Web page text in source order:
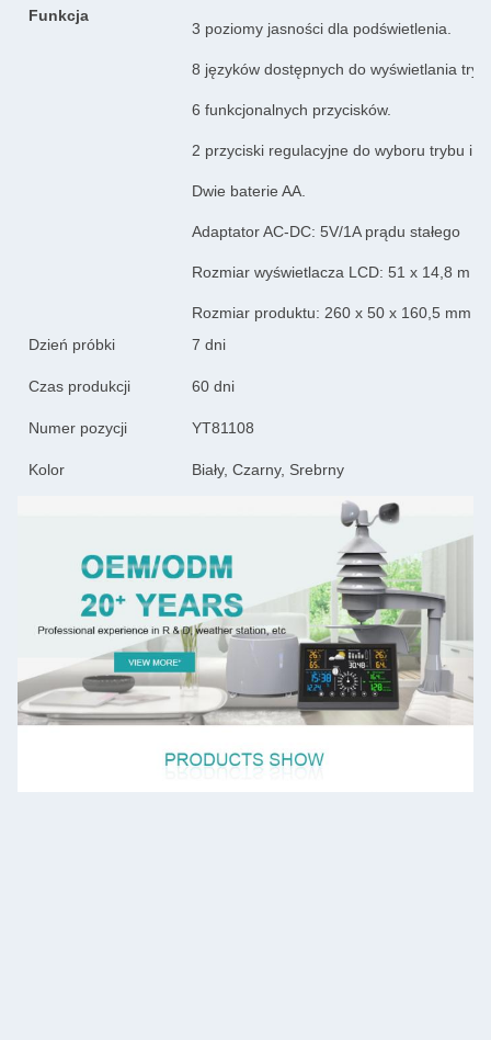
Funkcja
3 poziomy jasności dla podświetlenia.
8 języków dostępnych do wyświetlania
6 funkcjonalnych przycisków.
2 przyciski regulacyjne do wyboru trybu i
Dwie baterie AA.
Adaptator AC-DC: 5V/1A prądu stałego
Rozmiar wyświetlacza LCD: 51 x 14,8 m
Rozmiar produktu: 260 x 50 x 160,5 mm
Dzień próbki
7 dni
Czas produkcji 60 dni
Numer pozycji YT81108
Kolor Biały, Czarny, Srebrny